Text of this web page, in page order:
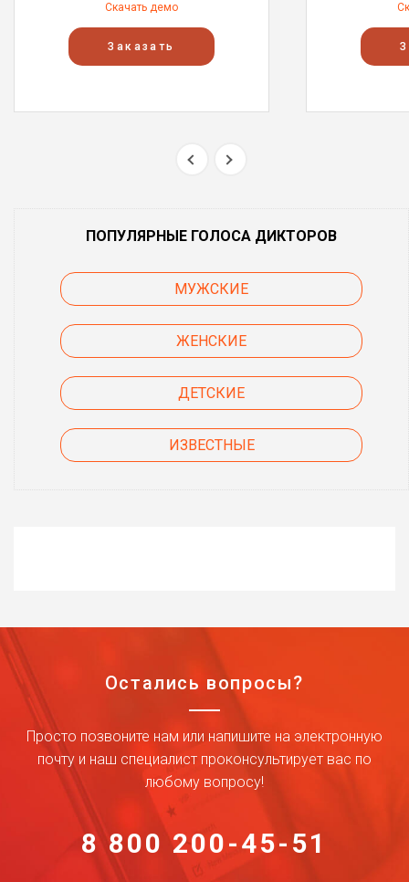
Скачать демо
Заказать
ПОПУЛЯРНЫЕ ГОЛОСА ДИКТОРОВ
МУЖСКИЕ
ЖЕНСКИЕ
ДЕТСКИЕ
ИЗВЕСТНЫЕ
Остались вопросы?
Просто позвоните нам или напишите на электронную
почту и наш специалист проконсультирует вас по
любому вопросу!
8 800 200-45-51